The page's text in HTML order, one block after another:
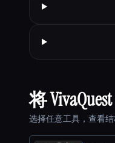
将
选择任意工具，查看